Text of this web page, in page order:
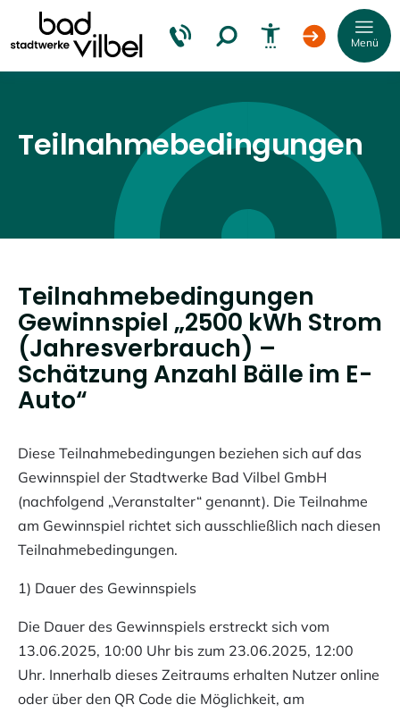
Menü
Teilnahmebedingungen
Teilnahmebedingungen
Gewinnspiel „2500 kWh Strom
(Jahresverbrauch) –
Schätzung Anzahl Bälle im E-
Auto“
Diese Teilnahmebedingungen beziehen sich auf das
Gewinnspiel der Stadtwerke Bad Vilbel GmbH
(nachfolgend „Veranstalter“ genannt). Die Teilnahme
am Gewinnspiel richtet sich ausschließlich nach diesen
Teilnahmebedingungen.
1) Dauer des Gewinnspiels
Die Dauer des Gewinnspiels erstreckt sich vom
13.06.2025, 10:00 Uhr bis zum 23.06.2025, 12:00
Uhr. Innerhalb dieses Zeitraums erhalten Nutzer online
oder über den QR Code die Möglichkeit, am
Wortabstand
vergrößern
Wortabstand
verkleinern
Zeilenabstand
Zeilenabstand
verkleinern
Graustufen
Mauszeiger
Lesehilfe
Links
unterstreichen